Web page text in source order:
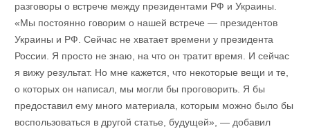
разговоры о встрече между президентами РФ и Украины.
«Мы постоянно говорим о нашей встрече — президентов
Украины и РФ. Сейчас не хватает времени у президента
России. Я просто не знаю, на что он тратит время. И сейчас
я вижу результат. Но мне кажется, что некоторые вещи и те,
о которых он написал, мы могли бы проговорить. Я бы
предоставил ему много материала, которым можно было бы
воспользоваться в другой статье, будущей», — добавил